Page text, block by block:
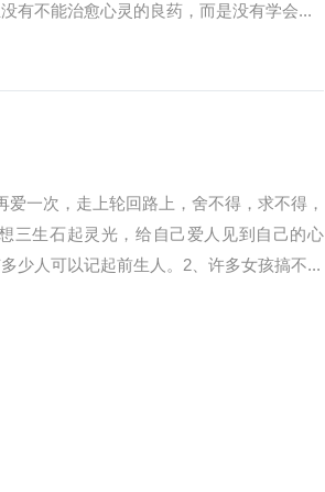
有不能治愈心灵的良药，而是没有学会...
一次，走上轮回路上，舍不得，求不得，
三生石起灵光，给自己爱人见到自己的心
少人可以记起前生人。2、许多女孩搞不...